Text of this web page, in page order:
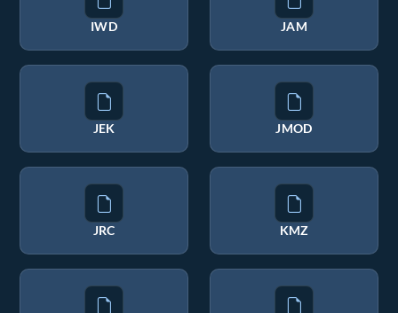
IWD JAM
JEK JMOD
JRC KMZ